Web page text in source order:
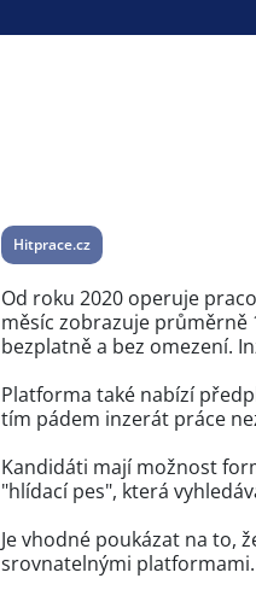
Hitprace.cz
Od roku 2020 operuje
měsíc zobrazuje průměrně
bezplatně a bez omezení.
Platforma také nabízí
tím pádem inzerát práce
Kandidáti mají možnost
"hlídací pes", která
Je vhodné poukázat na to,
srovnatelnými